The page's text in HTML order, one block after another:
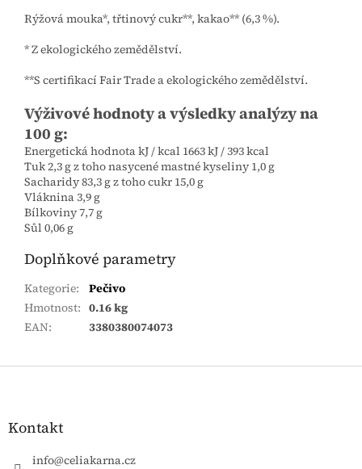
Rýžová mouka*, třtinový cukr**, kakao** (6,3 %).
* Z ekologického zemědělství.
**S certifikací Fair Trade a ekologického zemědělství.
Výživové hodnoty a výsledky analýzy na
100 g:
Energetická hodnota kJ / kcal 1663 kJ / 393 kcal
Tuk 2,3 g z toho nasycené mastné kyseliny 1,0 g
Sacharidy 83,3 g z toho cukr 15,0 g
Vláknina 3,9 g
Bílkoviny 7,7 g
Sůl 0,06 g
Doplňkové parametry
Kategorie:
Pečivo
Hmotnost: 0.16 kg
EAN: 3380380074073
Zápatí
Kontakt
info@celiakarna.cz